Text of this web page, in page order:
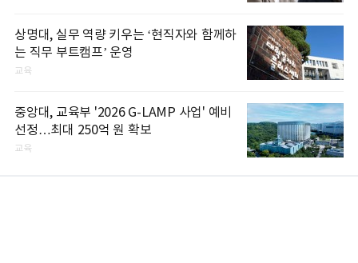
상명대, 실무 역량 키우는 ‘현직자와 함께하
는 직무 부트캠프’ 운영
교육
중앙대, 교육부 '2026 G-LAMP 사업' 예비
선정…최대 250억 원 확보
교육